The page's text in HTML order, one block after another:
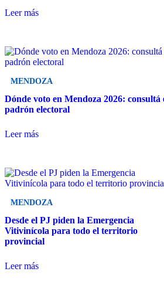
Leer más
MENDOZA
Dónde voto en Mendoza 2026: consultá
padrón electoral
Leer más
MENDOZA
Desde el PJ piden la Emergencia
Vitivinícola para todo el territorio
provincial
Leer más